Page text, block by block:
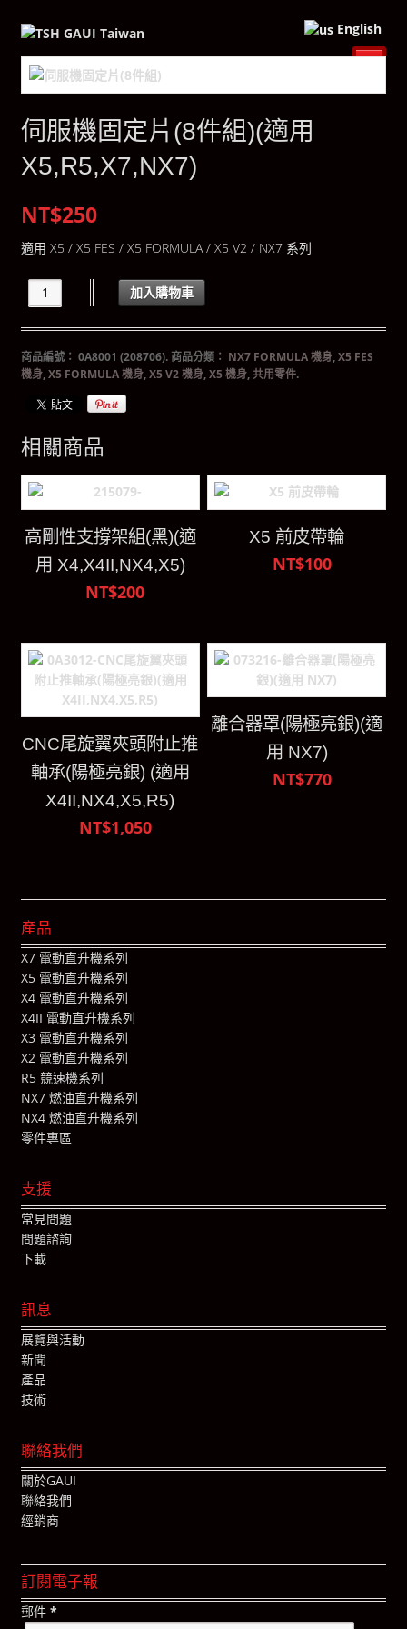
English
伺服機固定片(8件組)(適用
X5,R5,X7,NX7)
NT$250
適用 X5 / X5 FES / X5 FORMULA / X5 V2 / NX7 系列
加入購物車
商品編號： 0A8001 (208706).商品分類： NX7 FORMULA 機身,X5 FES
機身,X5 FORMULA 機身,X5 V2 機身,X5 機身,共用零件.
相關商品
高剛性支撐架組(黑)(適
用 X4,X4II,NX4,X5)
NT$200
X5 前皮帶輪
NT$100
CNC尾旋翼夾頭附止推
軸承(陽極亮銀) (適用
X4II,NX4,X5,R5)
NT$1,050
離合器罩(陽極亮銀)(適
用 NX7)
NT$770
產品
X7 電動直升機系列
X5 電動直升機系列
X4 電動直升機系列
X4II 電動直升機系列
X3 電動直升機系列
X2 電動直升機系列
R5 競速機系列
NX7 燃油直升機系列
NX4 燃油直升機系列
零件專區
支援
常見問題
問題諮詢
下載
訊息
展覽與活動
新聞
產品
技術
聯絡我們
關於GAUI
聯絡我們
經銷商
訂閱電子報
郵件 *